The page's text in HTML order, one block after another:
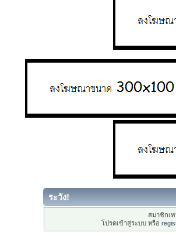
ระวัง!
สมาชิกเ
โปรดเข้าสู่ระบบ หรือ